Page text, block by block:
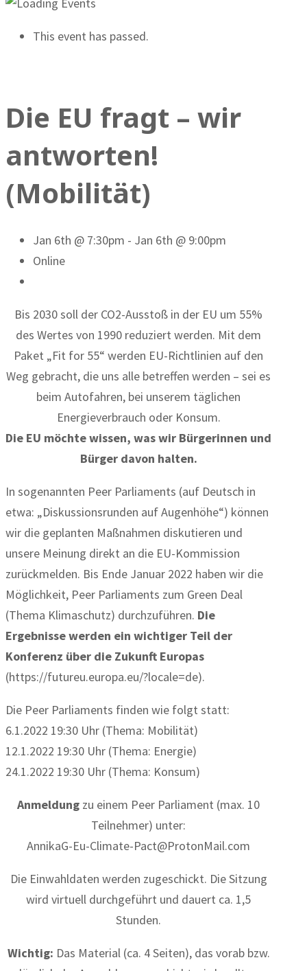
This event has passed.
Die EU fragt – wir
antworten!
(Mobilität)
Jan 6th @ 7:30pm - Jan 6th @ 9:00pm
Online
Bis 2030 soll der CO2-Ausstoß in der EU um 55%
des Wertes von 1990 reduziert werden. Mit dem
Paket „Fit for 55“ werden EU-Richtlinien auf den
Weg gebracht, die uns alle betreffen werden – sei es
beim Autofahren, bei unserem täglichen
Energieverbrauch oder Konsum.
Die EU möchte wissen, was wir Bürgerinnen und
Bürger davon halten.
In sogenannten Peer Parliaments (auf Deutsch in
etwa: „Diskussionsrunden auf Augenhöhe“) können
wir die geplanten Maßnahmen diskutieren und
unsere Meinung direkt an die EU-Kommission
zurückmelden. Bis Ende Januar 2022 haben wir die
Möglichkeit, Peer Parliaments zum Green Deal
(Thema Klimaschutz) durchzuführen. Die
Ergebnisse werden ein wichtiger Teil der
Konferenz über die Zukunft Europas
(https://futureu.europa.eu/?locale=de).
Die Peer Parliaments finden wie folgt statt:
6.1.2022 19:30 Uhr (Thema: Mobilität)
12.1.2022 19:30 Uhr (Thema: Energie)
24.1.2022 19:30 Uhr (Thema: Konsum)
Anmeldung zu einem Peer Parliament (max. 10
Teilnehmer) unter:
AnnikaG-Eu-Climate-Pact@ProtonMail.com
Die Einwahldaten werden zugeschickt. Die Sitzung
wird virtuell durchgeführt und dauert ca. 1,5
Stunden.
Wichtig: Das Material (ca. 4 Seiten), das vorab bzw.